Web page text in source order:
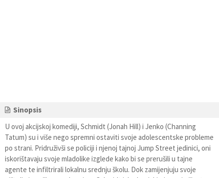
Sinopsis
U ovoj akcijskoj komediji, Schmidt (Jonah Hill) i Jenko (Channing
Tatum) su i više nego spremni ostaviti svoje adolescentske probleme
po strani. Pridruživši se policiji i njenoj tajnoj Jump Street jedinici, oni
iskorištavaju svoje mladolike izglede kako bi se prerušili u tajne
agente te infiltrirali lokalnu srednju školu. Dok zamijenjuju svoje